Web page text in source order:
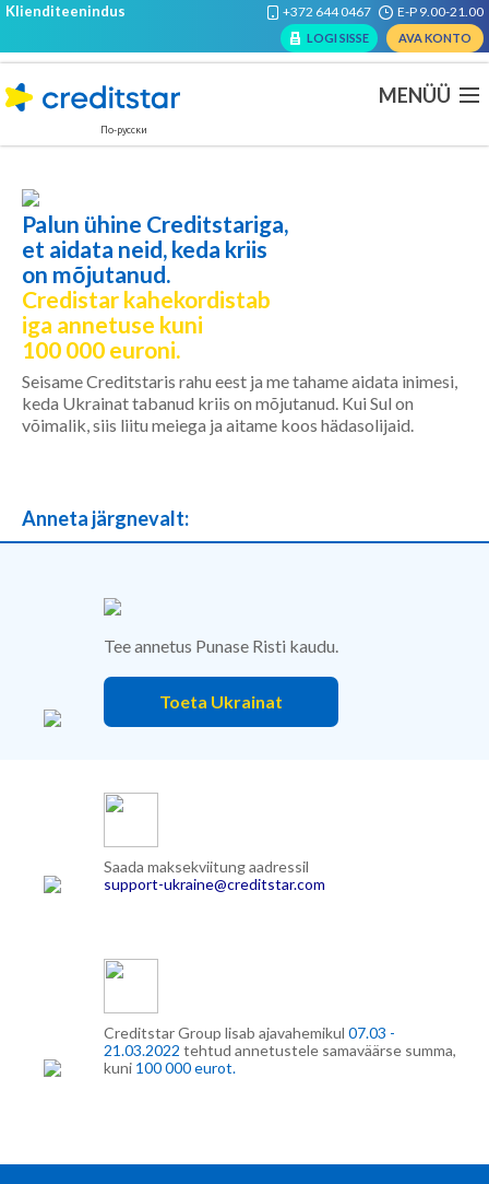
Klienditeenindus +372 644 0467 E-P 9.00-21.00
LOGI SISSE AVA KONTO
MENÜÜ
По-русски
Palun ühine Creditstariga,
et aidata neid, keda kriis
on mõjutanud.
Credistar kahekordistab
iga annetuse kuni
100 000 euroni.
Seisame Creditstaris rahu eest ja me tahame aidata inimesi,
keda Ukrainat tabanud kriis on mõjutanud. Kui Sul on
võimalik, siis liitu meiega ja aitame koos hädasolijaid.
Anneta järgnevalt:
Tee annetus Punase Risti kaudu.
Toeta Ukrainat
Saada maksekviitung aadressil
support-ukraine@creditstar.com
Creditstar Group lisab ajavahemikul 07.03 -
21.03.2022 tehtud annetustele samaväärse summa,
kuni 100 000 eurot.